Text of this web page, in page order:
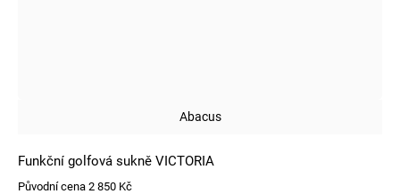
Abacus
Funkční golfová sukně VICTORIA
Původní cena 2 850 Kč